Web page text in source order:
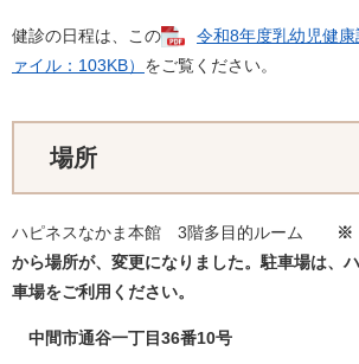
健診の日程は、この
令和8年度乳幼児健
ァイル：103KB） をご覧ください。
場所
ハピネスなかま本館 3階多目的ルーム
※
から場所が、変更になりました。駐車場は、
車場をご利用ください。
中間市通谷一丁目36番10号